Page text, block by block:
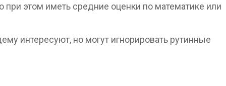
этом иметь средние оценки по математике или
интересуют, но могут игнорировать рутинные